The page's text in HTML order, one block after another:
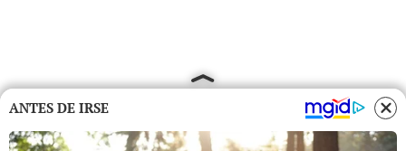
ANTES DE IRSE